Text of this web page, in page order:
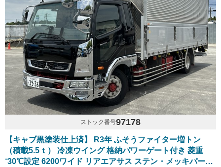
ストック番号97178
【キャブ黒塗装仕上済】 R3年 ふそうファイター増トン
（積載5.5ｔ） 冷凍ウイング 格納パワーゲート付き 菱重
⁻30℃設定 6200ワイド リアエアサス ステン・メッキパーツ